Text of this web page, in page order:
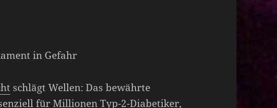
in Gefahr
schlägt Wellen: Das bewährte
für Millionen Typ-2-Diabetiker,